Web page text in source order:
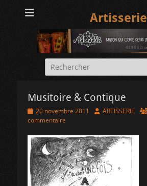
Artisserie
Rechercher :
Musitoire & Contique
Posted
on
20 novembre 2011 Author
ARTISSERIE
commentaire